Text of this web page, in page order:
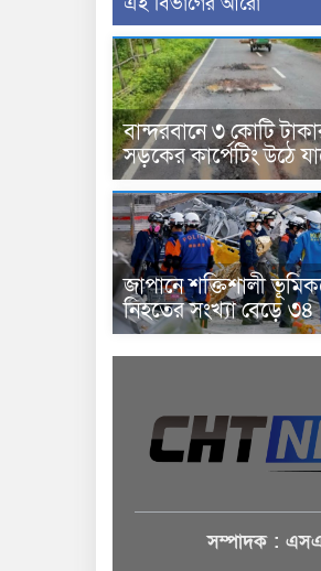
বান্দরবানে ৩ কোটি
সড়কের কার্পেটিং উঠে
জাপানে শক্তিশালী
নিহতের সংখ্যা বেড়ে ৩৪
সম্পাদক :